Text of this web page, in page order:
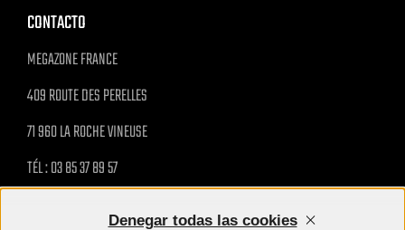
CONTACTO
MEGAZONE FRANCE
409 ROUTE DES PERELLES
71 960 LA ROCHE VINEUSE
TÉL : 03 85 37 89 57
Denegar todas las cookies